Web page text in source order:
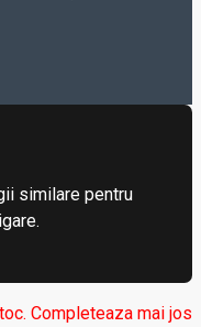
similare pentru
Completeaza mai jos